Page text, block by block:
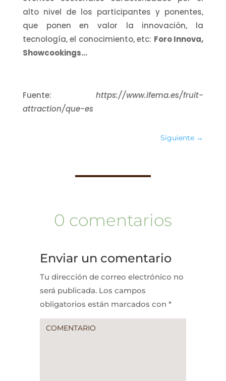
alto nivel de los participantes y ponentes,
que ponen en valor la innovación, la
tecnología, el conocimiento, etc: Foro Innova,
Showcookings…
Fuente:https://www.ifema.es/fruit-
attraction/que-es
Siguiente →
0 comentarios
Enviar un comentario
Tu dirección de correo electrónico no
será publicada.Los campos
obligatorios están marcados con *